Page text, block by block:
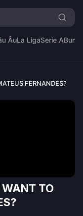
ÂuLa LigaSerie A
FERNANDES?
TO